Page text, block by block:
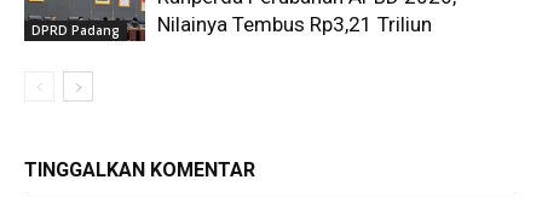
DPRD Padang
Nilainya Tembus Rp3,21 Triliun
TINGGALKAN KOMENTAR